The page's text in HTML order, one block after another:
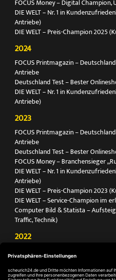
FOCUS Money – Digital
DIE WELT – Nr. 1 in
Antriebe)
DIE WELT – Preis-Champion 2025
2024
FOCUS Printmagazin –
Antriebe
Deutschland Test – Bester
DIE WELT – Nr. 1 in
Antriebe)
2023
FOCUS Printmagazin –
Antriebe
Deutschland Test – Bester
FOCUS Money – Branchensieger
DIE WELT – Nr. 1 in
Antriebe)
DIE WELT – Preis-Champion 2023
DIE WELT – Service-Champion im
Computer Bild & Statista –
Traffic, Technik)
2022
Antriebe
Deutschland Test – Bester